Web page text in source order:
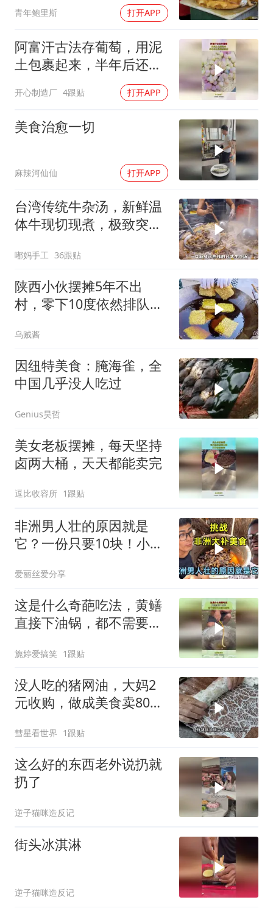
青年鲍里斯 打开APP
阿富汗古法存葡萄，用泥
土包裹起来，半年后还是
开心制造厂 4跟贴 打开APP
美食治愈一切
麻辣河仙仙 打开APP
台湾传统牛杂汤，新鲜温
体牛现切现煮，极致突出
嘟妈手工 36跟贴
陕西小伙摆摊5年不出
村，零下10度依然排队，
乌贼酱
因纽特美食：腌海雀，全
中国几乎没人吃过
Genius昊哲
美女老板摆摊，每天坚持
卤两大桶，天天都能卖完
逗比收容所 1跟贴
非洲男人壮的原因就是
它？一份只要10块！小伙
爱丽丝爱分享
这是什么奇葩吃法，黄鳝
直接下油锅，都不需要先
旎婷爱搞笑 1跟贴
没人吃的猪网油，大妈2
元收购，做成美食卖80，
彗星看世界 1跟贴
这么好的东西老外说扔就
扔了
逆子猫咪造反记
街头冰淇淋
逆子猫咪造反记